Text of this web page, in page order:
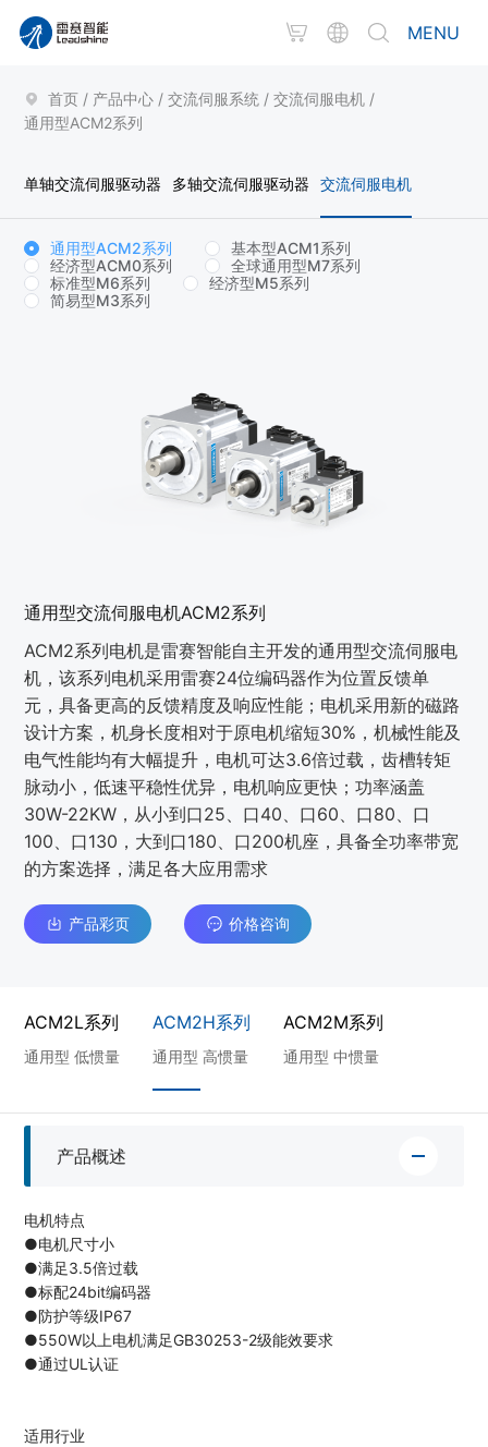
MENU
首页 / 产品中心 / 交流伺服系统 / 交流伺服电机 /
通用型ACM2系列
单轴交流伺服驱动器 多轴交流伺服驱动器 交流伺服电机
通用型ACM2系列
基本型ACM1系列
经济型ACM0系列
全球通用型M7系列
标准型M6系列
经济型M5系列
简易型M3系列
通用型交流伺服电机ACM2系列
ACM2系列电机是雷赛智能自主开发的通用型交流伺服电
机，该系列电机采用雷赛24位编码器作为位置反馈单
元，具备更高的反馈精度及响应性能；电机采用新的磁路
设计方案，机身长度相对于原电机缩短30%，机械性能及
电气性能均有大幅提升，电机可达3.6倍过载，齿槽转矩
脉动小，低速平稳性优异，电机响应更快；功率涵盖
30W-22KW，从小到口25、口40、口60、口80、口
100、口130，大到口180、口200机座，具备全功率带宽
的方案选择，满足各大应用需求
产品彩页 价格咨询
ACM2L系列
通用型 低惯量
ACM2H系列
通用型 高惯量
ACM2M系列
通用型 中惯量
产品概述
电机特点
●电机尺寸小
●满足3.5倍过载
●标配24bit编码器
●防护等级IP67
●550W以上电机满足GB30253-2级能效要求
●通过UL认证
适用行业